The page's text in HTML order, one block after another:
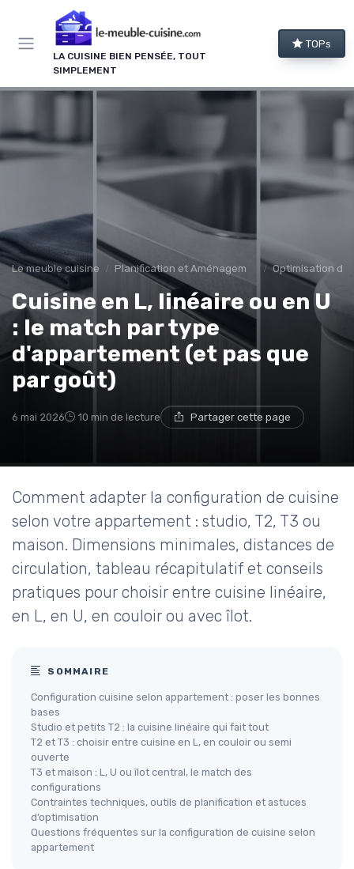
LA CUISINE BIEN PENSÉE, TOUT
SIMPLEMENT
TOPs
Le meuble cuisine Planification et Aménagement Optimisation de
Cuisine en L, linéaire ou en U
: le match par type
d'appartement (et pas que
par goût)
6 mai 2026 10 min de lecture Partager cette page
Comment adapter la configuration de cuisine
selon votre appartement : studio, T2, T3 ou
maison. Dimensions minimales, distances de
circulation, tableau récapitulatif et conseils
pratiques pour choisir entre cuisine linéaire,
en L, en U, en couloir ou avec îlot.
SOMMAIRE
Configuration cuisine selon appartement : poser les bonnes
bases
Studio et petits T2 : la cuisine linéaire qui fait tout
T2 et T3 : choisir entre cuisine en L, en couloir ou semi
ouverte
T3 et maison : L, U ou îlot central, le match des
configurations
Contraintes techniques, outils de planification et astuces
d’optimisation
Questions fréquentes sur la configuration de cuisine selon
appartement
Panneau de gestion des cookies